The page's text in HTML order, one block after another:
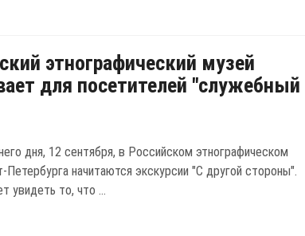
этнографический музей
для посетителей "служебный
дня, 12 сентября, в Российском этнографическом
Петербурга начитаются экскурсии "С другой стороны".
увидеть то, что ...